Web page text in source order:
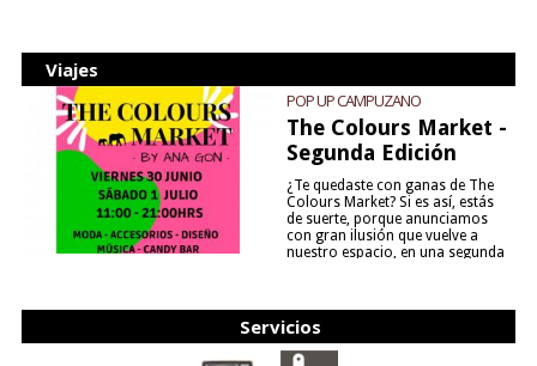
Viajes
POP UP CAMPUZANO
The Colours Market -
Segunda Edición
¿Te quedaste con ganas de The
Colours Market? Si es así, estás
de suerte, porque anunciamos
con gran ilusión que vuelve a
nuestro espacio, en una segunda
Servicios